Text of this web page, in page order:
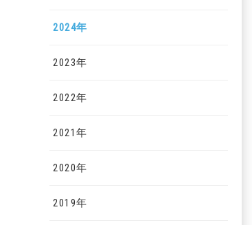
2024年
2023年
2022年
2021年
2020年
2019年